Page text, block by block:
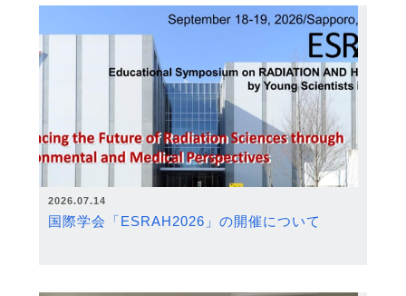
2026.07.14
国際学会「ESRAH2026」の開催について